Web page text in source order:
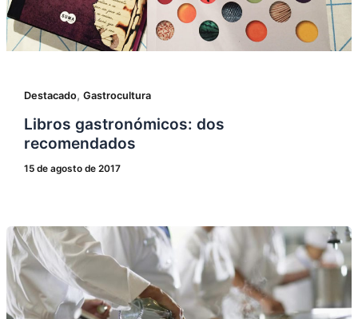
Destacado, Gastrocultura
Libros gastronómicos: dos
recomendados
15 de agosto de 2017